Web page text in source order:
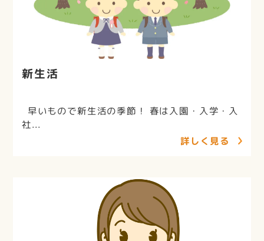
新生活
早いもので新生活の季節！ 春は入園・入学・入
社...
詳しく見る